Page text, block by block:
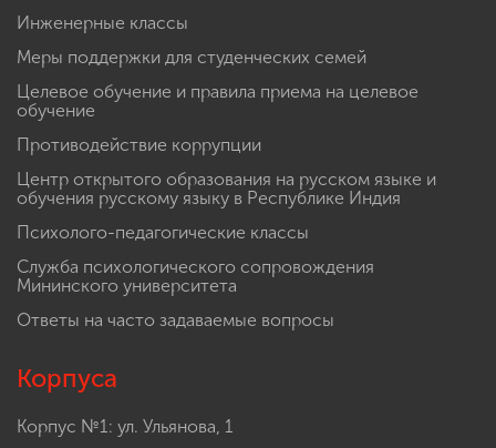
Инженерные классы
Меры поддержки для студенческих семей
Целевое обучение и правила приема на целевое
обучение
Противодействие коррупции
Центр открытого образования на русском языке и
обучения русскому языку в Республике Индия
Психолого-педагогические классы
Служба психологического сопровождения
Мининского университета
Ответы на часто задаваемые вопросы
Корпуса
Корпус №1: ул. Ульянова, 1